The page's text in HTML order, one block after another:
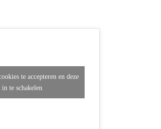
te accepteren en deze
te schakelen